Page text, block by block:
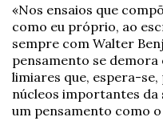
«Nos ensaios que
como eu próprio, ao
sempre com Walter
pensamento se demora
limiares que, espera-
núcleos importantes da
um pensamento como